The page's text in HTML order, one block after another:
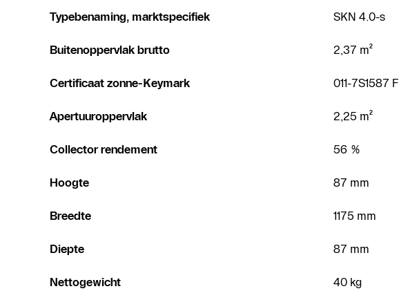
Typebenaming, marktspecifiek SKN 4.0-s
Buitenoppervlak brutto 2,37 m²
Certificaat zonne-Keymark 011-7S1587 F
Apertuuroppervlak 2,25 m²
Collector rendement 56 %
Hoogte 87 mm
Breedte 1175 mm
Diepte 87 mm
Nettogewicht 40 kg